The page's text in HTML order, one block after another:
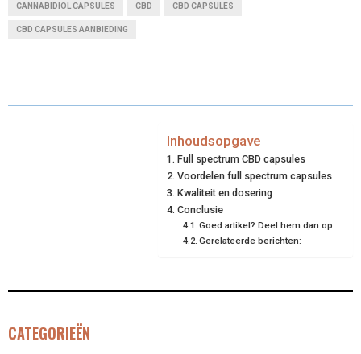
CANNABIDIOL CAPSULES CBD CBD CAPSULES
CBD CAPSULES AANBIEDING
Inhoudsopgave
Full spectrum CBD capsules
Voordelen full spectrum capsules
Kwaliteit en dosering
Conclusie
Goed artikel? Deel hem dan op:
Gerelateerde berichten:
CATEGORIEËN